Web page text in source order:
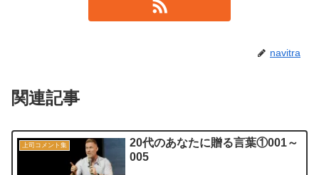
navitra
関連記事
上司コメント集
20代のあなたに贈る言葉①001～
005